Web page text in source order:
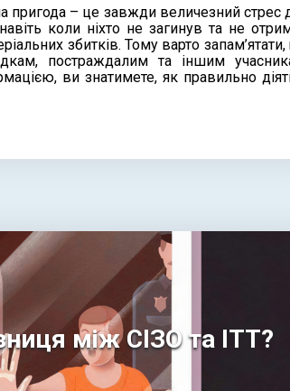
пригода – це завжди величезний стрес
коли ніхто не загинув та не
збитків. Тому варто
постраждалим та іншим
ви знатимете, як правильно
між СІЗО та ІТТ?